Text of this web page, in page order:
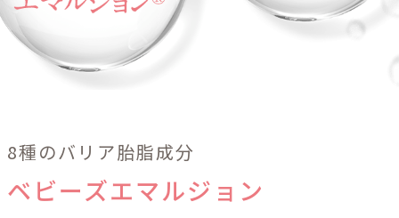
8種のバリア胎脂成分
ベビーズエマルジョン